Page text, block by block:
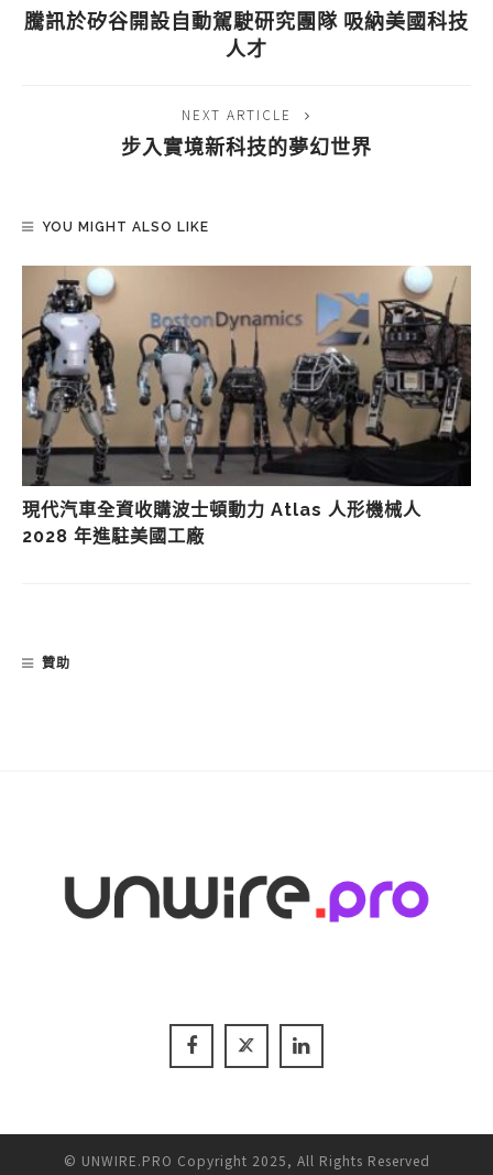
騰訊於矽谷開設自動駕駛研究團隊 吸納美國科技
人才
NEXT ARTICLE
步入實境新科技的夢幻世界
YOU MIGHT ALSO LIKE
現代汽車全資收購波士頓動力 Atlas 人形機械人
2028 年進駐美國工廠
贊助
© UNWIRE.PRO Copyright 2025, All Rights Reserved